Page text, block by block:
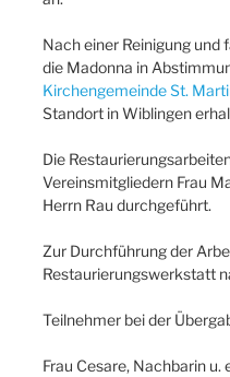
Nach einer Reinigung
die Madonna in
Kirchengemeinde St.
Standort in Wiblingen
Die
Vereinsmitgliedern Frau
Herrn Rau durchgeführt.
Zur Durchführung der
Restaurierungswerkstatt
Teilnehmer bei der
Frau Cesare, Nachbarin